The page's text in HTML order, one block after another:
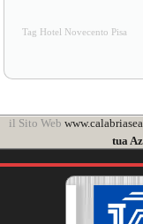
Tag Hotel Novecento Pisa
il Sito Web
tua